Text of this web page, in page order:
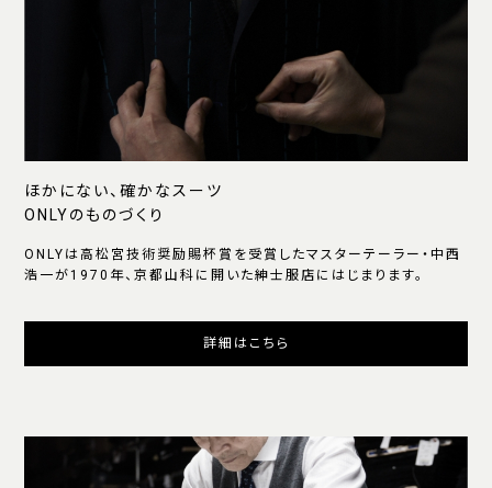
ほかにない、確かなスーツ
ONLYのものづくり
ONLYは高松宮技術奨励賜杯賞を受賞したマスターテーラー・中西
浩一が1970年、京都山科に開いた紳士服店にはじまります。
詳細はこちら